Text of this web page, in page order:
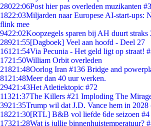
28022:06Post hier pas overleden muzikanten
1822:03Miljarden naar Europese AI-start-ups:
flink mee
9422:02Koopzegels sparen bij AH duurt straks
28921:55[Dagboek] Veel aan hoofd - Deel 27
161 21:54Via Pecunia - Het geld ligt op straat!
1721:50William Orbit overleden
21821:48Oorlog Iran #136 Bridge and
81 21:48Meer dan 40 uur werken.
29421:43Het Atletiektopic #72
11321:37The Killers #21 Imploding The
3921:35Trump wil dat J.D. Vance hem in 2028
18221:30[RTL] B&B vol liefde 6de seizoen #4
17321:28Wat is jullie binnenhuistemperatuur?